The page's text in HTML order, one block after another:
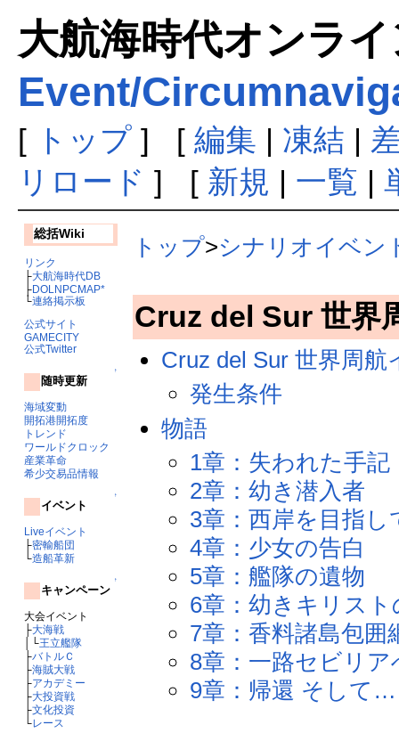
大航海時代オンラ
Event/
[ トップ] [ 編集 | 凍結 |
リロード ] [ 新規 | 一覧 |
総括Wiki
リンク
├大航海時代DB
├DOLNPCMAP*
└連絡掲示板
公式サイト
GAMECITY
公式Twitter
↑
随時更新
海域変動
開拓港開拓度
トレンド
ワールドクロック
産業革命
希少交易品情報
↑
イベント
Liveイベント
├密輸船団
└造船革新
↑
キャンペーン
大会イベント
├大海戦
│└王立艦隊
├バトルＣ
├海賊大戦
├アカデミー
├大投資戦
├文化投資
└レース
トップ>シナリオイベン
Cruz del Sur 世界
Cruz del Sur 世界周航
発生条件
物語
1章：失われた手記
2章：幼き潜入者
3章：西岸を目指し
4章：少女の告白
5章：艦隊の遺物
6章：幼きキリスト
7章：香料諸島包囲
8章：一路セビリア
9章：帰還 そして…